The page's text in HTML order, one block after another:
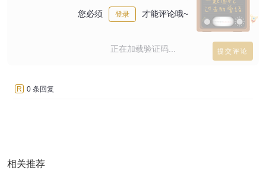
您必须 登录 才能评论哦~
正在加载验证码...
R 0 条回复
相关推荐